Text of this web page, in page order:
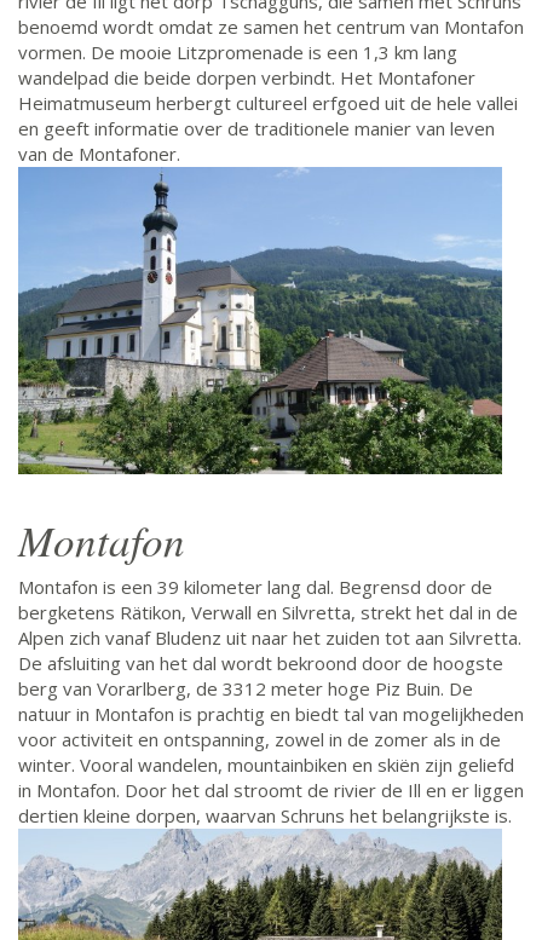
benoemd wordt omdat ze samen het centrum van Montafon
vormen. De mooie Litzpromenade is een 1,3 km lang
wandelpad die beide dorpen verbindt. Het Montafoner
Heimatmuseum herbergt cultureel erfgoed uit de hele vallei
en geeft informatie over de traditionele manier van leven
van de Montafoner.
Montafon
Montafon is een 39 kilometer lang dal. Begrensd door de
bergketens Rätikon, Verwall en Silvretta, strekt het dal in de
Alpen zich vanaf Bludenz uit naar het zuiden tot aan Silvretta.
De afsluiting van het dal wordt bekroond door de hoogste
berg van Vorarlberg, de 3312 meter hoge Piz Buin. De
natuur in Montafon is prachtig en biedt tal van mogelijkheden
voor activiteit en ontspanning, zowel in de zomer als in de
winter. Vooral wandelen, mountainbiken en skiën zijn geliefd
in Montafon. Door het dal stroomt de rivier de Ill en er liggen
dertien kleine dorpen, waarvan Schruns het belangrijkste is.